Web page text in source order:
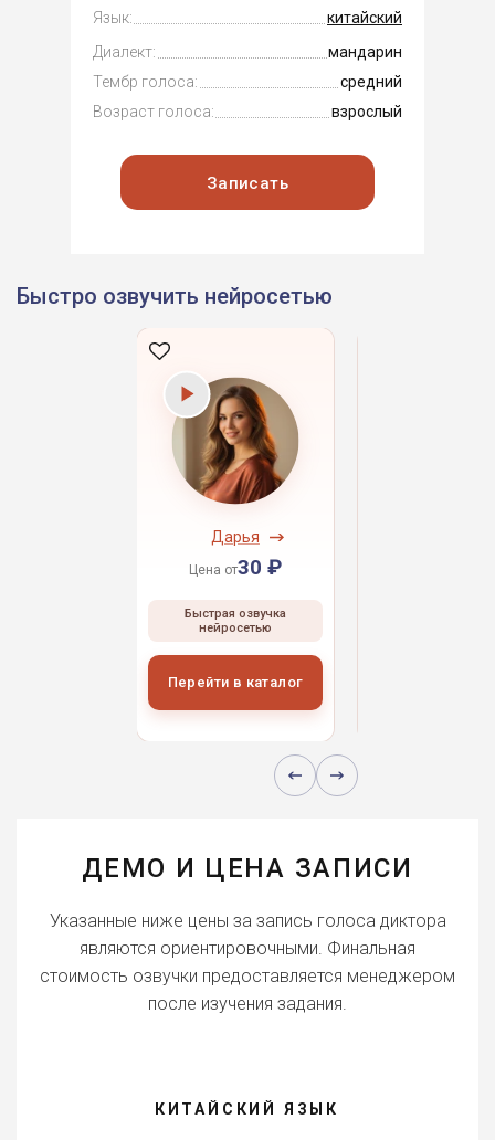
Язык:
китайский
Диалект:
мандарин
Тембр голоса:
средний
Возраст голоса:
взрослый
Записать
Быстро озвучить нейросетью
Дарья
Цена от30 ₽
Быстрая озвучка
нейросетью
Перейти в каталог
ДЕМО И ЦЕНА ЗАПИСИ
Указанные ниже цены за запись голоса диктора
являются ориентировочными. Финальная
стоимость озвучки предоставляется менеджером
после изучения задания.
КИТАЙСКИЙ ЯЗЫК